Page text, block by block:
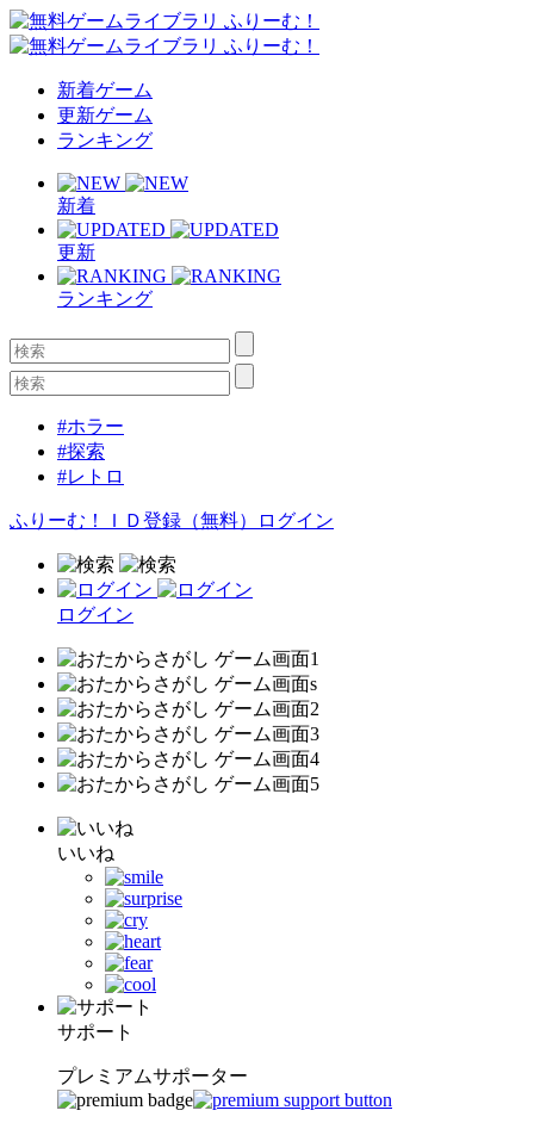
新着ゲーム
更新ゲーム
ランキング
新着
更新
ランキング
#ホラー
#探索
#レトロ
ふりーむ！ＩＤ登録（無料） ログイン
ログイン
いいね
サポート
プレミアムサポーター